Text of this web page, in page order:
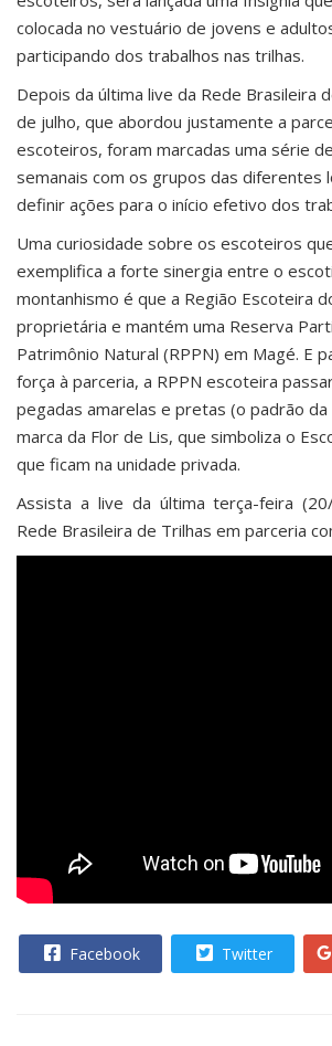
colocada no vestuário de jovens e
participando dos trabalhos nas trilhas.
Depois da última live da Rede Brasileira
de julho, que abordou justamente a
escoteiros, foram marcadas uma série
semanais com os grupos das diferentes
definir ações para o início efetivo dos
Uma curiosidade sobre os escoteiros
exemplifica a forte sinergia entre o
montanhismo é que a Região Escoteira
proprietária e mantém uma Reserva
Patrimônio Natural (RPPN) em Magé. E
força à parceria, a RPPN escoteira
pegadas amarelas e pretas (o padrão da
marca da Flor de Lis, que simboliza o
que ficam na unidade privada.
Assista a live da última terça-feira
Rede Brasileira de Trilhas em parceria
Facebook Twitter